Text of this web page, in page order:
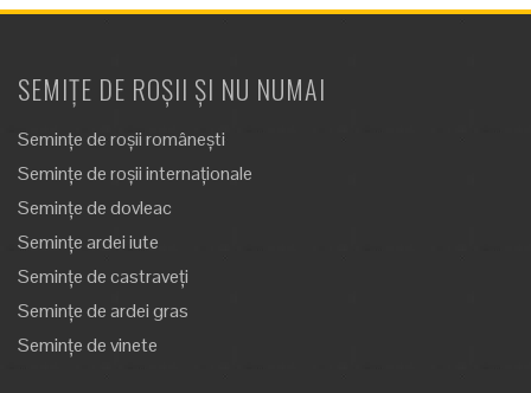
SEMIȚE DE ROȘII ȘI NU NUMAI
Semințe de roșii românești
Semințe de roșii internaționale
Semințe de dovleac
Semințe ardei iute
Semințe de castraveți
Semințe de ardei gras
Semințe de vinete